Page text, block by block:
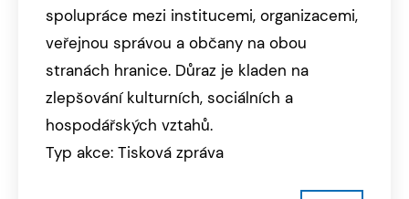
spolupráce mezi institucemi, organizacemi,
veřejnou správou a občany na obou
stranách hranice. Důraz je kladen na
zlepšování kulturních, sociálních a
hospodářských vztahů.
Typ akce: Tisková zpráva